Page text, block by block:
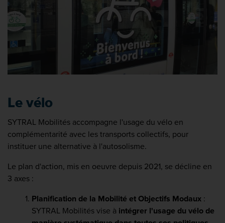
Le vélo
SYTRAL Mobilités accompagne l'usage du vélo en
complémentarité avec les transports collectifs, pour
instituer une alternative à l'autosolisme.
Le plan d'action, mis en oeuvre depuis 2021, se décline en
3 axes :
Planification de la Mobilité et Objectifs Modaux :
SYTRAL Mobilités vise à intégrer l'usage du vélo de